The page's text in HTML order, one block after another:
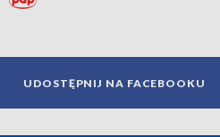
UDOSTĘPNIJ NA FACEBOOKU